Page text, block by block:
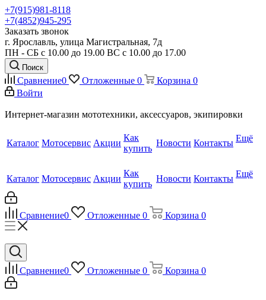
+7(915)981-8118
+7(4852)945-295
Заказать звонок
г. Ярославль, улица Магистральная, 7д
ПН - СБ с 10.00 до 19.00 ВС с 10.00 до 17.00
Поиск
Сравнение0 Отложенные 0 Корзина 0
Войти
Интернет-магазин мототехники, аксессуаров, экипировки
Каталог Мотосервис Акции
Как
купить
Новости Контакты Ещё
Каталог Мотосервис Акции
Как
купить
Новости Контакты Ещё
Сравнение0 Отложенные 0 Корзина 0
Сравнение0 Отложенные 0 Корзина 0